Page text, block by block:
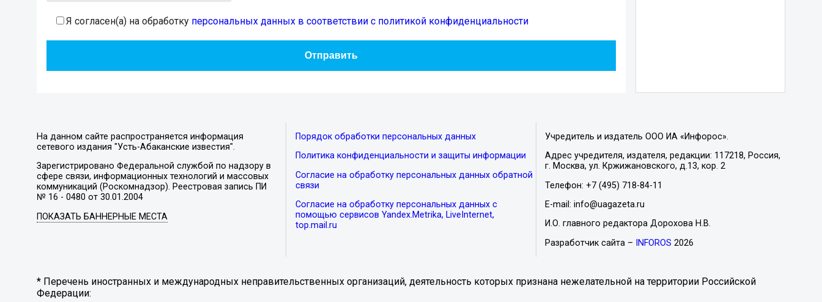
Я согласен(а) на обработку персональных данных в соответствии с политикой конфиденциальности
На данном сайте распространяется информация
сетевого издания "Усть-Абаканские известия".
Зарегистрировано Федеральной службой по надзору в
сфере связи, информационных технологий и массовых
коммуникаций (Роскомнадзор). Реестровая запись ПИ
№ 16 - 0480 от 30.01.2004
ПОКАЗАТЬ БАННЕРНЫЕ МЕСТА
Порядок обработки персональных данных
Политика конфиденциальности и защиты информации
Согласие на обработку персональных данных обратной
связи
Согласие на обработку персональных данных с
помощью сервисов Yandex.Metrika, LiveInternet,
top.mail.ru
Учредитель и издатель ООО ИА «Инфорос».
Адрес учредителя, издателя, редакции: 117218, Россия,
г. Москва, ул. Кржижановского, д.13, кор. 2
Телефон: +7 (495) 718-84-11
E-mail: info@uagazeta.ru
И.О. главного редактора Дорохова Н.В.
Разработчик сайта –
INFOROS 2026
* Перечень иностранных и международных неправительственных организаций, деятельность которых признана нежелательной на территории Российской
Федерации: